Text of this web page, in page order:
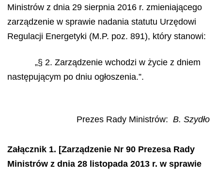
Ministrów z dnia 29 sierpnia 2016 r. zmieniającego
zarządzenie w sprawie nadania statutu Urzędowi
Regulacji Energetyki (M.P. poz. 891), który stanowi:
„§ 2. Zarządzenie wchodzi w życie z dniem
następującym po dniu ogłoszenia.”.
Prezes Rady Ministrów: B. Szydło
Załącznik 1. [Zarządzenie Nr 90 Prezesa Rady
Ministrów z dnia 28 listopada 2013 r. w sprawie